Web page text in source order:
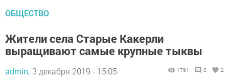
ОБЩЕСТВО
Жители села Старые Какерли
выращивают самые крупные тыквы
admin, 3 декабря 2019 - 15:05 1791 0 2